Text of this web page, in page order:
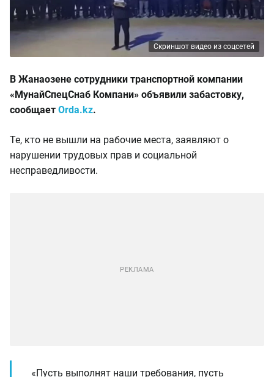
Скриншот видео из соцсетей
В Жанаозене сотрудники транспортной компании
«МунайСпецСнаб Компани» объявили забастовку,
сообщает Orda.kz.
Те, кто не вышли на рабочие места, заявляют о
нарушении трудовых прав и социальной
несправедливости.
«Пусть выполнят наши требования, пусть